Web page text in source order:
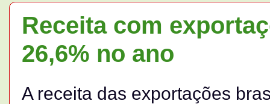
Receita com
26,6% no ano
A receita das exportações